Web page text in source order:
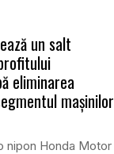
un salt
eliminarea
mașinilor
nipon Honda Motor